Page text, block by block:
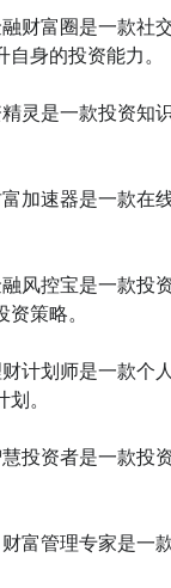
财富圈是一款社
身的投资能力。
灵是一款投资知
加速器是一款在
风控宝是一款投
策略。
计划师是一款个
。
投资者是一款投
富管理专家是一